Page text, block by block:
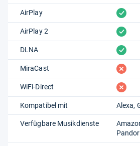
AirPlay vorhanden
AirPlay 2 vorhanden
DLNA vorhanden
MiraCast fehlt
WiFi-Direct fehlt
Kompatibel mit Alexa
Verfügbare Musikdienste